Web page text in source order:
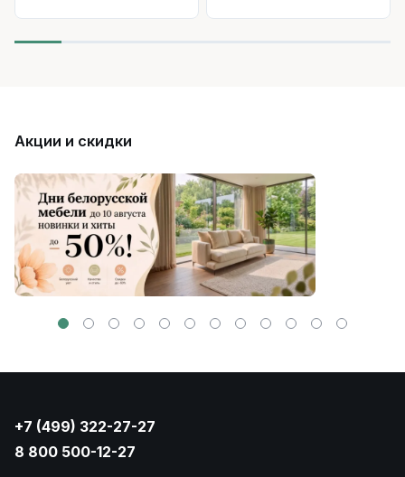
Акции и скидки
+7 (499) 322-27-27
8 800 500-12-27